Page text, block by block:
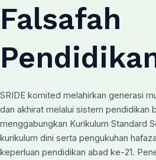
Falsafah
SRIDE komited melahirkan generasi
dan akhirat melalui sistem pendidikan
menggabungkan Kurikulum Standard
kurikulum dini serta pengukuhan
keperluan pendidikan abad ke-21.